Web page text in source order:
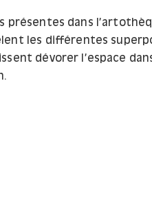
présentes dans
les différentes
dévorer l’espace